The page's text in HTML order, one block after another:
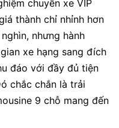
chuyến xe VIP
thành chỉ nhỉnh hơn
nhưng hành
xe hạng sang đích
đáo với đầy đủ tiện
chắc chắn là trải
9 chỗ mang đến